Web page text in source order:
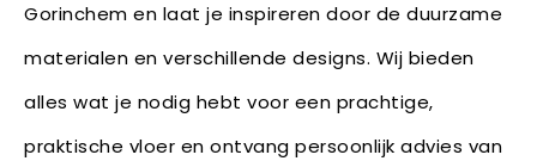
Gorinchem en laat je inspireren door de duurzame
materialen en verschillende designs. Wij bieden
alles wat je nodig hebt voor een prachtige,
praktische vloer en ontvang persoonlijk advies van